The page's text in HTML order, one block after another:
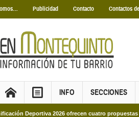
Publicidad Contacto Contactos
INFO SECCIONES
2026 ofrecen cuatro propuestas para